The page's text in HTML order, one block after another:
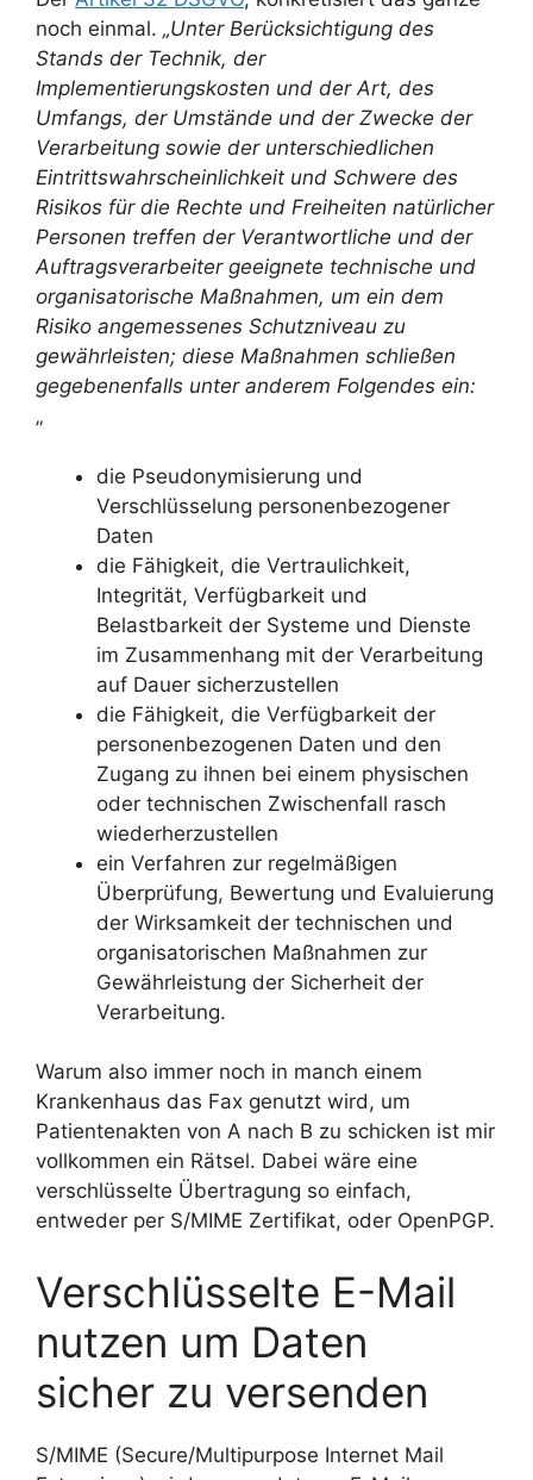
noch einmal. „Unter Berücksichtigung des
Stands der Technik, der
Implementierungskosten und der Art, des
Umfangs, der Umstände und der Zwecke der
Verarbeitung sowie der unterschiedlichen
Eintrittswahrscheinlichkeit und Schwere des
Risikos für die Rechte und Freiheiten natürlicher
Personen treffen der Verantwortliche und der
Auftragsverarbeiter geeignete technische und
organisatorische Maßnahmen, um ein dem
Risiko angemessenes Schutzniveau zu
gewährleisten; diese Maßnahmen schließen
gegebenenfalls unter anderem Folgendes ein:
„
die Pseudonymisierung und
Verschlüsselung personenbezogener
Daten
die Fähigkeit, die Vertraulichkeit,
Integrität, Verfügbarkeit und
Belastbarkeit der Systeme und Dienste
im Zusammenhang mit der Verarbeitung
auf Dauer sicherzustellen
die Fähigkeit, die Verfügbarkeit der
personenbezogenen Daten und den
Zugang zu ihnen bei einem physischen
oder technischen Zwischenfall rasch
wiederherzustellen
ein Verfahren zur regelmäßigen
Überprüfung, Bewertung und Evaluierung
der Wirksamkeit der technischen und
organisatorischen Maßnahmen zur
Gewährleistung der Sicherheit der
Verarbeitung.
Warum also immer noch in manch einem
Krankenhaus das Fax genutzt wird, um
Patientenakten von A nach B zu schicken ist mir
vollkommen ein Rätsel. Dabei wäre eine
verschlüsselte Übertragung so einfach,
entweder per S/MIME Zertifikat, oder OpenPGP.
Verschlüsselte E-Mail
nutzen um Daten
sicher zu versenden
S/MIME (Secure/Multipurpose Internet Mail